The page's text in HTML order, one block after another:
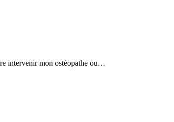
intervenir mon ostéopathe ou…